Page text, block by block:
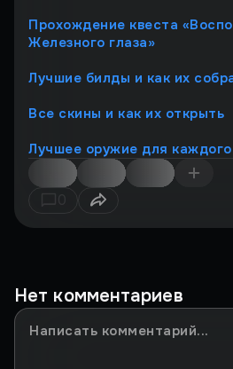
Прохождение квеста
Железного глаза»
Лучшие билды и как их
Все скины и как их открыть
Лучшее оружие для каждого
0
Нет комментариев